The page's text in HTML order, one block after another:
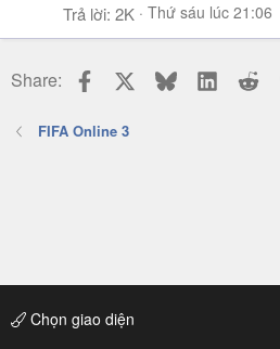
Trả lời 2K Thứ sáu lúc 21:06
Share: Facebook Bluesky
FIFA Online 3
Chọn giao diện